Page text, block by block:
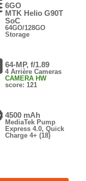
6GO
MTK Helio G90T
SoC
64GO/128GO
Storage
64-MP, f/1.89
4 Arrière Cameras
CAMERA HW
score: 121
4500 mAh
MediaTek Pump
Express 4.0, Quick
Charge 4+ (18)